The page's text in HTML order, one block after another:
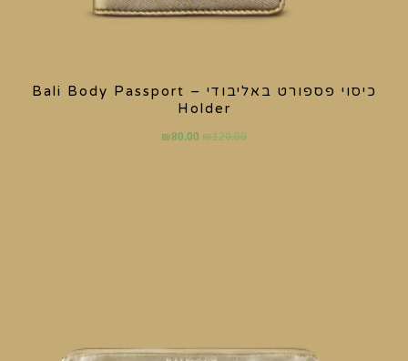
כיסוי פספורט באליבודי – Bali Body Passport
Holder
₪120.00
₪80.00